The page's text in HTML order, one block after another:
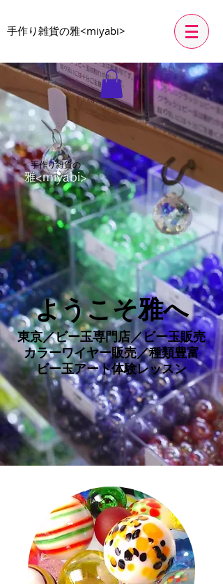
​手作り雑貨の雅<miyabi>
手作り雑貨の
雅<miyabi>
​ようこそ雅へ
東京／ビー玉専門店／ビー玉販売
カラーワイヤー販売／種類豊富
ビー玉アート体験レッスン